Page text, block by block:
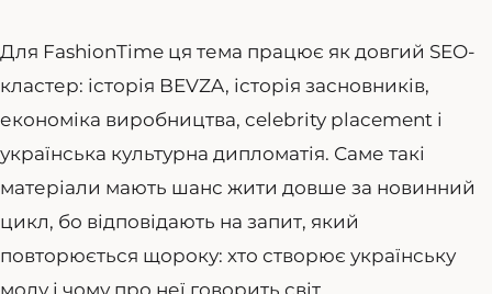
Для FashionTime ця тема працює як довгий SEO-
кластер: історія BEVZA, історія засновників,
економіка виробництва, celebrity placement і
українська культурна дипломатія. Саме такі
матеріали мають шанс жити довше за новинний
цикл, бо відповідають на запит, який
повторюється щороку: хто створює українську